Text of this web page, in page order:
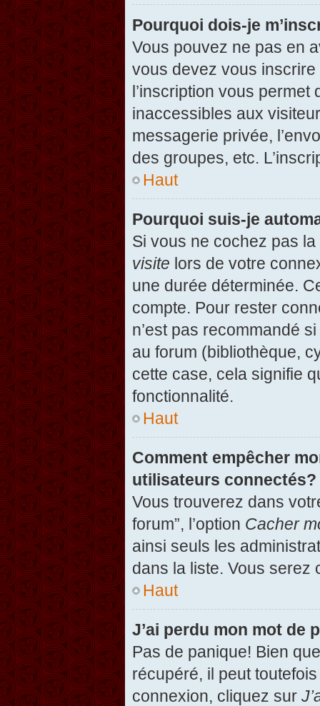
Pourquoi dois-je
Vous pouvez ne pas en
vous devez vous
l’inscription vous
inaccessibles aux
messagerie privée,
des groupes, etc.
Haut
Pourquoi suis-je
Si vous ne cochez pas
visite lors de votre
une durée déterminée.
compte. Pour rester
n’est pas recommandé
au forum (bibliothèque,
cette case, cela signifie
fonctionnalité.
Haut
Comment empêcher
utilisateurs connectés?
Vous trouverez dans
forum”, l’option Cacher
ainsi seuls les
dans la liste. Vous serez
Haut
J’ai perdu mon mot de
Pas de panique! Bien
récupéré, il peut
connexion, cliquez sur